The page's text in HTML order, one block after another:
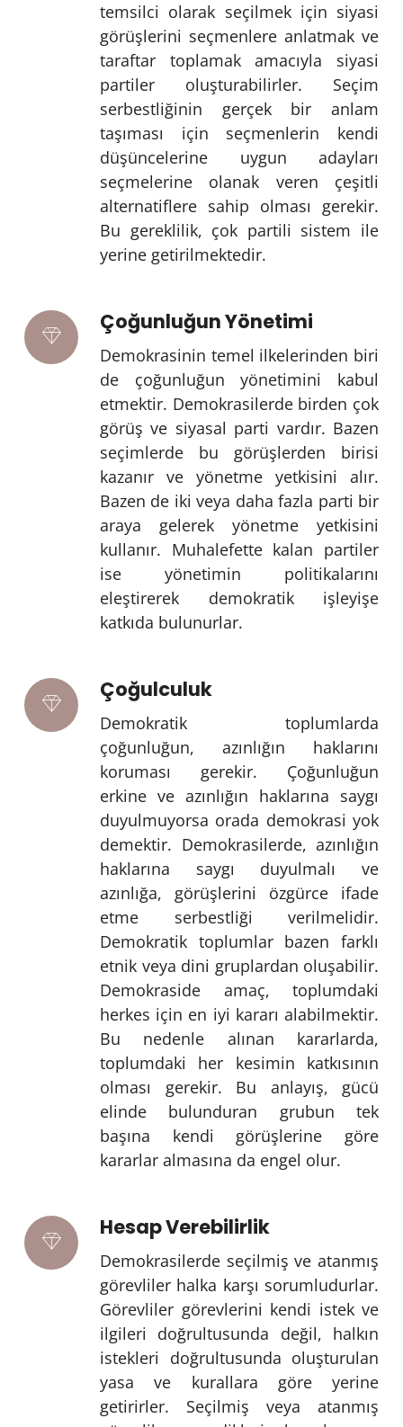
temsilci olarak seçilmek için siyasi
görüşlerini seçmenlere anlatmak ve
taraftar toplamak amacıyla siyasi
partiler oluşturabilirler. Seçim
serbestliğinin gerçek bir anlam
taşıması için seçmenlerin kendi
düşüncelerine uygun adayları
seçmelerine olanak veren çeşitli
alternatiflere sahip olması gerekir.
Bu gereklilik, çok partili sistem ile
yerine getirilmektedir.
Çoğunluğun Yönetimi
Demokrasinin temel ilkelerinden biri
de çoğunluğun yönetimini kabul
etmektir. Demokrasilerde birden çok
görüş ve siyasal parti vardır. Bazen
seçimlerde bu görüşlerden birisi
kazanır ve yönetme yetkisini alır.
Bazen de iki veya daha fazla parti bir
araya gelerek yönetme yetkisini
kullanır. Muhalefette kalan partiler
ise yönetimin politikalarını
eleştirerek demokratik işleyişe
katkıda bulunurlar.
Çoğulculuk
Demokratik toplumlarda
çoğunluğun, azınlığın haklarını
koruması gerekir. Çoğunluğun
erkine ve azınlığın haklarına saygı
duyulmuyorsa orada demokrasi yok
demektir. Demokrasilerde, azınlığın
haklarına saygı duyulmalı ve
azınlığa, görüşlerini özgürce ifade
etme serbestliği verilmelidir.
Demokratik toplumlar bazen farklı
etnik veya dini gruplardan oluşabilir.
Demokraside amaç, toplumdaki
herkes için en iyi kararı alabilmektir.
Bu nedenle alınan kararlarda,
toplumdaki her kesimin katkısının
olması gerekir. Bu anlayış, gücü
elinde bulunduran grubun tek
başına kendi görüşlerine göre
kararlar almasına da engel olur.
Hesap Verebilirlik
Demokrasilerde seçilmiş ve atanmış
görevliler halka karşı sorumludurlar.
Görevliler görevlerini kendi istek ve
ilgileri doğrultusunda değil, halkın
istekleri doğrultusunda oluşturulan
yasa ve kurallara göre yerine
getirirler. Seçilmiş veya atanmış